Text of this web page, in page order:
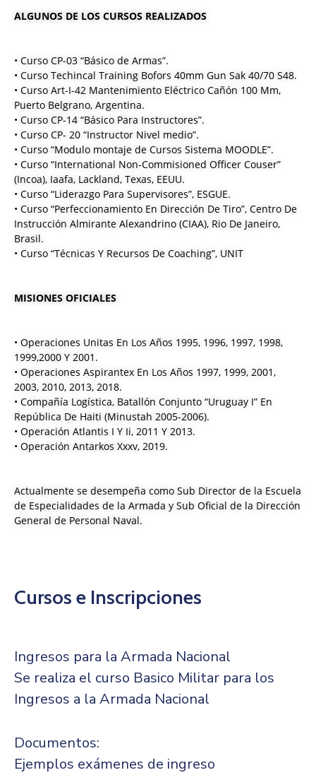
ALGUNOS DE LOS CURSOS REALIZADOS
• Curso CP-03 “Básico de Armas”.
• Curso Techincal Training Bofors 40mm Gun Sak 40/70 S48.
• Curso Art-I-42 Mantenimiento Eléctrico Cañón 100 Mm,
Puerto Belgrano, Argentina.
• Curso CP-14 “Básico Para Instructores”.
• Curso CP- 20 “Instructor Nivel medio”.
• Curso “Modulo montaje de Cursos Sistema MOODLE”.
• Curso “International Non-Commisioned Officer Couser”
(Incoa), Iaafa, Lackland, Texas, EEUU.
• Curso “Liderazgo Para Supervisores”, ESGUE.
• Curso “Perfeccionamiento En Dirección De Tiro”, Centro De
Instrucción Almirante Alexandrino (CIAA), Rio De Janeiro,
Brasil.
• Curso “Técnicas Y Recursos De Coaching”, UNIT
MISIONES OFICIALES
• Operaciones Unitas En Los Años 1995, 1996, 1997, 1998,
1999,2000 Y 2001.
• Operaciones Aspirantex En Los Años 1997, 1999, 2001,
2003, 2010, 2013, 2018.
• Compañía Logística, Batallón Conjunto “Uruguay I” En
República De Haiti (Minustah 2005-2006).
• Operación Atlantis I Y Ii, 2011 Y 2013.
• Operación Antarkos Xxxv, 2019.
Actualmente se desempeña como Sub Director de la Escuela
de Especialidades de la Armada y Sub Oficial de la Dirección
General de Personal Naval.
Cursos e Inscripciones
Ingresos para la Armada Nacional
Se realiza el curso Basico Militar para los
Ingresos a la Armada Nacional
Documentos:
Ejemplos exámenes de ingreso